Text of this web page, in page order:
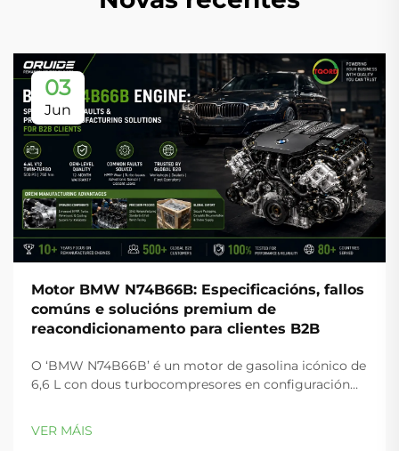
03
Jun
Motor BMW N74B66B: Especificacións, fallos
comúns e solucións premium de
reacondicionamento para clientes B2B
O ‘BMW N74B66B’ é un motor de gasolina icónico de
6,6 L con dous turbocompresores en configuración
luxo da serie 7 de BMW entre 2010 e 2019. É famoso
pola súa refinamento inigualable, a súa entrega lineal
VER MÁIS